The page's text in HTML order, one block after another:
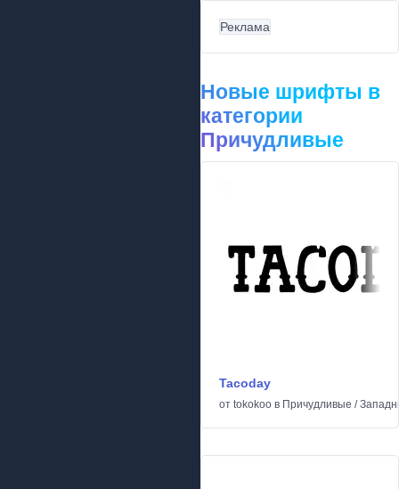
Реклама
Новые шрифты в
категории
Причудливые
Tacoday
от tokokoo в Причудливые /